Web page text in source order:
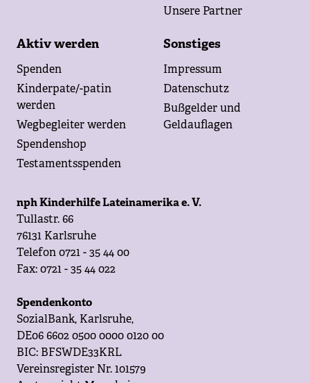
Unsere Partner
Aktiv werden
Spenden
Kinderpate/-patin
werden
Wegbegleiter werden
Spendenshop
Testamentsspenden
Sonstiges
Impressum
Datenschutz
Bußgelder und
Geldauflagen
nph Kinderhilfe Lateinamerika e. V.
Tullastr. 66
76131 Karlsruhe
Telefon 0721 - 35 44 00
Fax: 0721 - 35 44 022
Spendenkonto
SozialBank, Karlsruhe,
DE06 6602 0500 0000 0120 00
BIC: BFSWDE33KRL
Vereinsregister Nr. 101579